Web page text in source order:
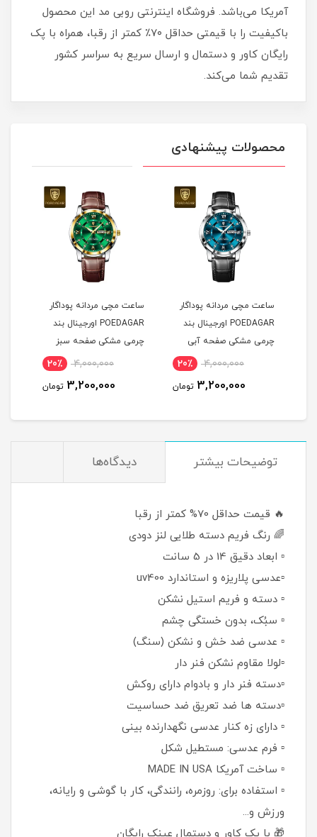
آمریکا می‌باشد. فروشگاه اینترنتی روبی مد این محصول
باکیفیت را با قیمتی حداقل ۷۰٪ کمتر از رقبا، همراه با پک
رایگان کاور و دستمال و ارسال سریع به سراسر کشور
تقدیم شما می‌کند.
محصولات پیشنهادی
ساعت مچی مردانه پوداگار
POEDAGAR اورجينال بند
چرمی مشکی صفحه آبی
نسخه اروپايی4,000,000 20٪
3,200,000 تومان
ساعت مچی مردانه پوداگار
POEDAGAR اورجينال بند
چرمی مشکی صفحه سبز
نسخه اروپايی4,000,000 20٪
3,200,000 تومان
توضيحات بيشتر دیدگاه‌ها
🔥 قیمت حداقل 70% کمتر از رقبا
🌈 رنگ فریم دسته طلایی لنز دودی
▫️ ابعاد دقیق 14 در 5 سانت
▫️عدسی پلاریزه و استاندارد uv400
▫️ دسته و فریم استیل نشکن
▫️ سبُک، بدون خستگی چشم
▫️ عدسی ضد خش و نشکن (سنگ)
▫️لولا مقاوم نشکن فنر دار
▫️دسته فنر دار و بادوام دارای روکش
▫️دسته ها ضد تعریق ضد حساسیت
▫️ دارای زه کنار عدسی نگهدارنده بینی
▫️ فرم عدسی: مستطیل شکل
▫️ ساخت آمریکا MADE IN USA
▫️ استفاده برای: روزمره، رانندگی، کار با گوشی و رایانه،
ورزش و...
🎁 با پک کاور و دستمال عینک رایگان